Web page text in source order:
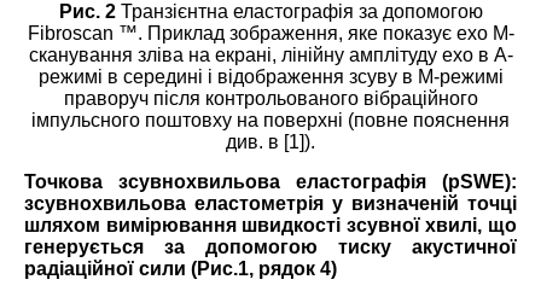
Рис. 2Транзієнтна еластографія за допомогою
Fibroscan ™. Приклад зображення, яке показує ехо M-
сканування зліва на екрані, лінійну амплітуду ехо в A-
режимі в середині і відображення зсуву в M-режимі
праворуч після контрольованого вібраційного
імпульсного поштовху на поверхні (повне пояснення
див. в [1]).
Точкова зсувнохвильова еластографія (pSWE):
зсувнохвильова еластометрія у визначеній точці
шляхом вимірювання швидкості зсувної хвилі, що
генерується за допомогою тиску акустичної
радіаційної сили (Рис.1, рядок 4)